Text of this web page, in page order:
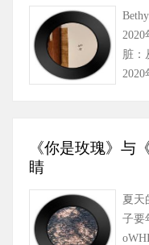
脏：
《你是玫瑰》与
睛
夏天
子要